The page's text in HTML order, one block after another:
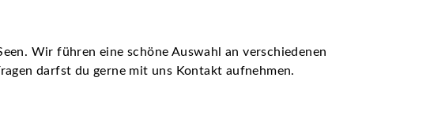
Wir führen eine schöne Auswahl an verschiedenen
darfst du gerne mit uns Kontakt aufnehmen.